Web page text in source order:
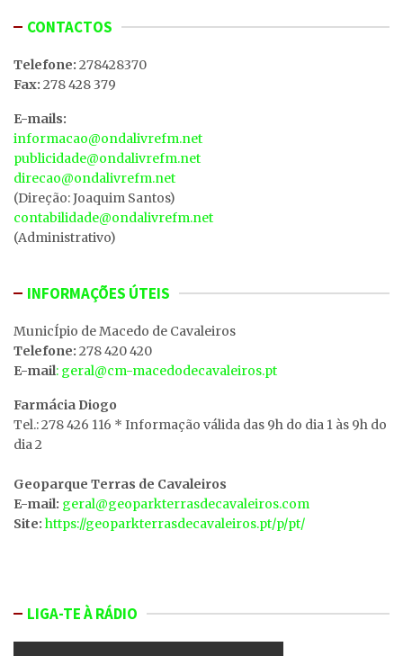
CONTACTOS
Telefone: 278428370
Fax: 278 428 379
E-mails:
informacao@ondalivrefm.net
publicidade@ondalivrefm.net
direcao@ondalivrefm.net
(Direção: Joaquim Santos)
contabilidade@ondalivrefm.net
(Administrativo)
INFORMAÇÕES ÚTEIS
MunicÍpio de Macedo de Cavaleiros
Telefone: 278 420 420
E-mail: geral@cm-macedodecavaleiros.pt
Farmácia Diogo
Tel.: 278 426 116 * Informação válida das 9h do dia 1 às 9h do
dia 2
Geoparque Terras de Cavaleiros
E-mail: geral@geoparkterrasdecavaleiros.com
Site: https://geoparkterrasdecavaleiros.pt/p/pt/
LIGA-TE À RÁDIO